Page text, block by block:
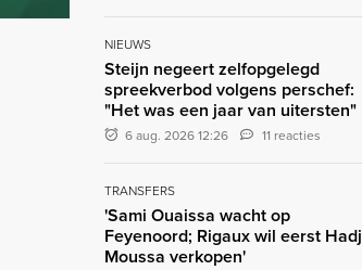
NIEUWS
Steijn negeert zelfopgelegd
spreekverbod volgens perschef:
"Het was een jaar van uitersten"
6 aug. 2026 12:26 11 reacties
TRANSFERS
'Sami Ouaissa wacht op
Feyenoord; Rigaux wil eerst Hadj
Moussa verkopen'